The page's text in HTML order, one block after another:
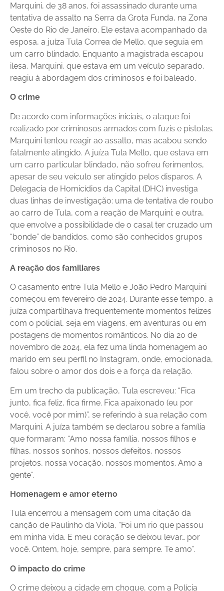
Marquini, de 38 anos, foi assassinado durante uma
tentativa de assalto na Serra da Grota Funda, na Zona
Oeste do Rio de Janeiro. Ele estava acompanhado da
esposa, a juíza Tula Correa de Mello, que seguia em
um carro blindado. Enquanto a magistrada escapou
ilesa, Marquini, que estava em um veículo separado,
reagiu à abordagem dos criminosos e foi baleado.
O crime
De acordo com informações iniciais, o ataque foi
realizado por criminosos armados com fuzis e pistolas.
Marquini tentou reagir ao assalto, mas acabou sendo
fatalmente atingido. A juíza Tula Mello, que estava em
um carro particular blindado, não sofreu ferimentos,
apesar de seu veículo ser atingido pelos disparos. A
Delegacia de Homicídios da Capital (DHC) investiga
duas linhas de investigação: uma de tentativa de roubo
ao carro de Tula, com a reação de Marquini; e outra,
que envolve a possibilidade de o casal ter cruzado um
“bonde” de bandidos, como são conhecidos grupos
criminosos no Rio.
A reação dos familiares
O casamento entre Tula Mello e João Pedro Marquini
começou em fevereiro de 2024. Durante esse tempo, a
juíza compartilhava frequentemente momentos felizes
com o policial, seja em viagens, em aventuras ou em
postagens de momentos românticos. No dia 20 de
novembro de 2024, ela fez uma linda homenagem ao
marido em seu perfil no Instagram, onde, emocionada,
falou sobre o amor dos dois e a força da relação.
Em um trecho da publicação, Tula escreveu: “Fica
junto, fica feliz, fica firme. Fica apaixonado (eu por
você, você por mim)”, se referindo à sua relação com
Marquini. A juíza também se declarou sobre a família
que formaram: “Amo nossa família, nossos filhos e
filhas, nossos sonhos, nossos defeitos, nossos
projetos, nossa vocação, nossos momentos. Amo a
gente”.
Homenagem e amor eterno
Tula encerrou a mensagem com uma citação da
canção de Paulinho da Viola, “Foi um rio que passou
em minha vida. E meu coração se deixou levar… por
você. Ontem, hoje, sempre, para sempre. Te amo”.
O impacto do crime
O crime deixou a cidade em choque, com a Polícia